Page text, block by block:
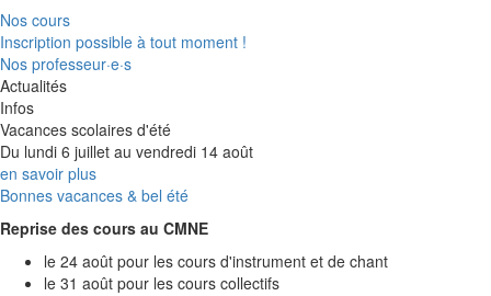
Nos cours
Inscription possible à tout moment !
Nos professeur·e·s
Actualités
Infos
Vacances scolaires d'été
Du lundi 6 juillet au vendredi 14 août
en savoir plus
Bonnes vacances & bel été
Reprise des cours au CMNE
le 24 août pour les cours d'instrument et de chant
le 31 août pour les cours collectifs